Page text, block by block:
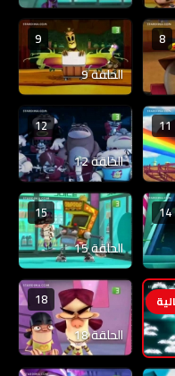
8
9
الحلقة 9
11
12
الحلقة 12
14
15
الحلقة 15
17
18
الحلقة 18